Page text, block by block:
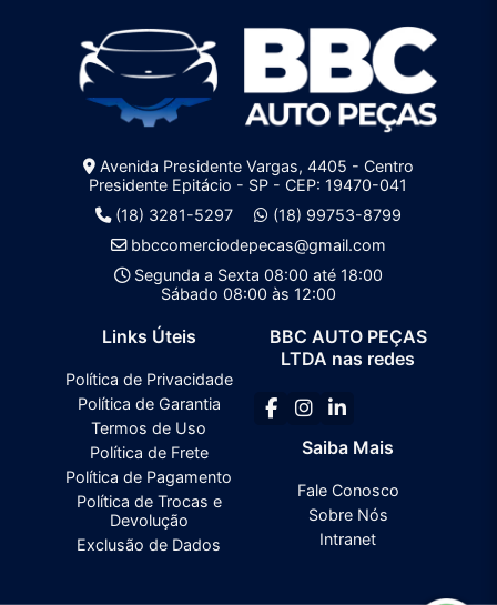
Avenida Presidente Vargas, 4405 - Centro
Presidente Epitácio - SP - CEP: 19470-041
(18) 3281-5297
(18) 99753-8799
bbccomerciodepecas@gmail.com
Segunda a Sexta 08:00 até 18:00
Sábado 08:00 às 12:00
Links Úteis
Política de Privacidade
Política de Garantia
Termos de Uso
Política de Frete
Política de Pagamento
Política de Trocas e
Devolução
Exclusão de Dados
BBC AUTO PEÇAS
LTDA nas redes
Saiba Mais
Fale Conosco
Sobre Nós
Intranet